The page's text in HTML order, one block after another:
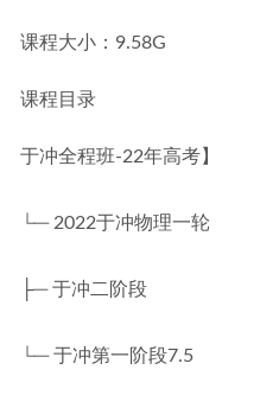
课程大小：9.58G
课程目录
于冲全程班-22年高考】
└─ 2022于冲物理一轮
├─ 于冲二阶段
└─ 于冲第一阶段7.5